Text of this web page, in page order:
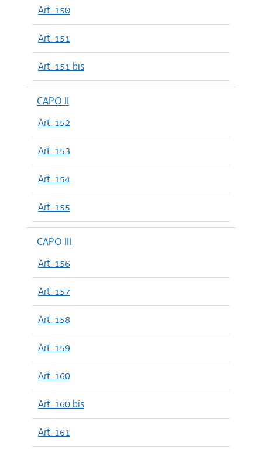
Art. 150
Art. 151
Art. 151 bis
CAPO II
Art. 152
Art. 153
Art. 154
Art. 155
CAPO III
Art. 156
Art. 157
Art. 158
Art. 159
Art. 160
Art. 160 bis
Art. 161